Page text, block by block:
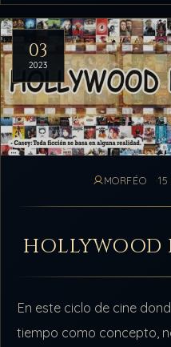
03
2023
MORFÉO
En este ciclo de cine
tiempo como concepto,